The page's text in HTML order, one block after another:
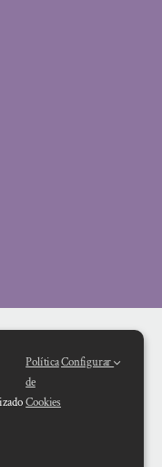
Sin embargo, los
Política
de
Cookies
Configurar